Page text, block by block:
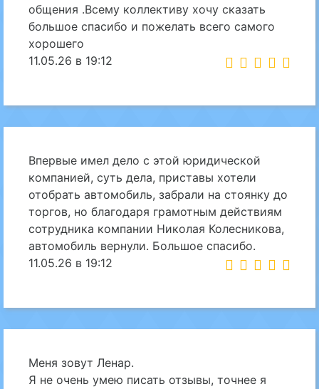
общения .Всему коллективу хочу сказать
большое спасибо и пожелать всего самого
хорошего
11.05.26 в 19:12
Впервые имел дело с этой юридической
компанией, суть дела, приставы хотели
отобрать автомобиль, забрали на стоянку до
торгов, но благодаря грамотным действиям
сотрудника компании Николая Колесникова,
автомобиль вернули. Большое спасибо.
11.05.26 в 19:12
Меня зовут Ленар.
Я не очень умею писать отзывы, точнее я